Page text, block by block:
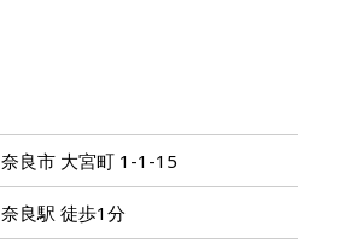
奈良市 大宮町 1-1-15
奈良駅 徒歩1分